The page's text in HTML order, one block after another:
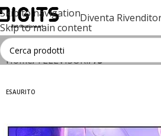
Skip to navigation
Skip to main content
Diventa
Home TELEVISORI 75"
ESAURITO